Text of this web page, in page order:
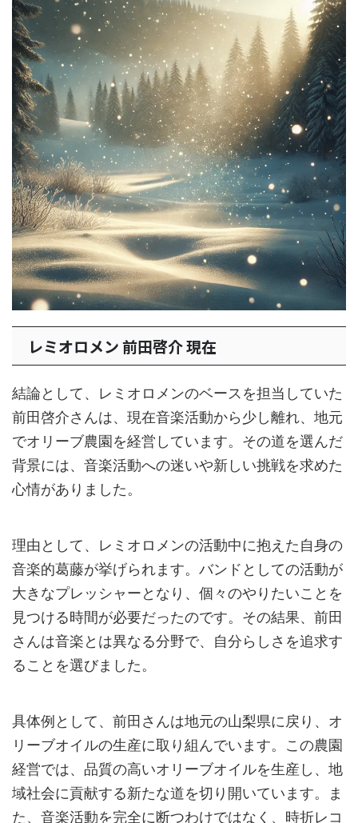
レミオロメン 前田啓介 現在
結論として、レミオロメンのベースを担当していた
前田啓介さんは、現在音楽活動から少し離れ、地元
でオリーブ農園を経営しています。その道を選んだ
背景には、音楽活動への迷いや新しい挑戦を求めた
心情がありました。
理由として、レミオロメンの活動中に抱えた自身の
音楽的葛藤が挙げられます。バンドとしての活動が
大きなプレッシャーとなり、個々のやりたいことを
見つける時間が必要だったのです。その結果、前田
さんは音楽とは異なる分野で、自分らしさを追求す
ることを選びました。
具体例として、前田さんは地元の山梨県に戻り、オ
リーブオイルの生産に取り組んでいます。この農園
経営では、品質の高いオリーブオイルを生産し、地
域社会に貢献する新たな道を切り開いています。ま
た、音楽活動を完全に断つわけではなく、時折レコ